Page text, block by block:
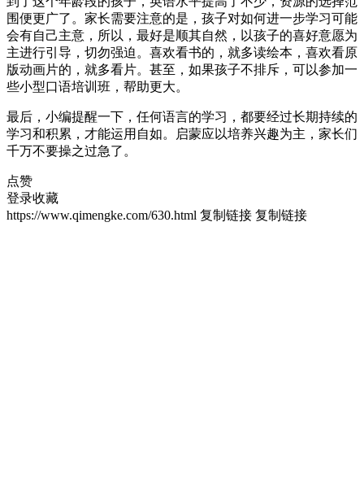
围便更广了。家长需要注意的是，孩子对如何进一步学习可能
会有自己主意，所以，最好是顺其自然，以孩子的喜好意愿为
主进行引导，切勿强迫。喜欢看书的，就多读绘本，喜欢看原
版动画片的，就多看片。甚至，如果孩子不排斥，可以参加一
些小型口语培训班，帮助更大。
最后，小编提醒一下，任何语言的学习，都要经过长期持续的
学习和积累，才能运用自如。启蒙应以培养兴趣为主，家长们
千万不要操之过急了。
点赞
登录收藏
https://www.qimengke.com/630.html 复制链接 复制链接